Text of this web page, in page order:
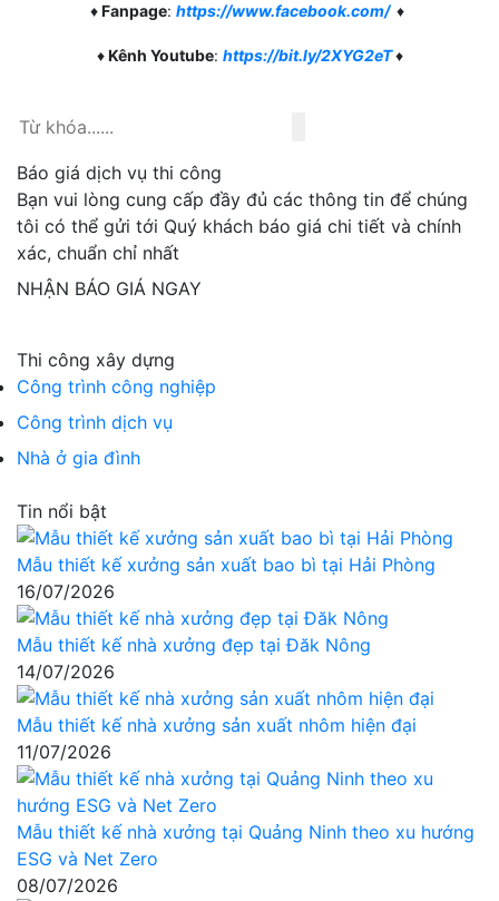
♦Fanpage: https://www.facebook.com/ ♦
♦Kênh Youtube: https://bit.ly/2XYG2eT ♦
Báo giá dịch vụ thi công
Bạn vui lòng cung cấp đầy đủ các thông tin để chúng
tôi có thể gửi tới Quý khách báo giá chi tiết và chính
xác, chuẩn chỉ nhất
NHẬN BÁO GIÁ NGAY
Thi công xây dựng
Công trình công nghiệp
Công trình dịch vụ
Nhà ở gia đình
Tin nổi bật
Mẫu thiết kế xưởng sản xuất bao bì tại Hải Phòng
16/07/2026
Mẫu thiết kế nhà xưởng đẹp tại Đăk Nông
14/07/2026
Mẫu thiết kế nhà xưởng sản xuất nhôm hiện đại
11/07/2026
Mẫu thiết kế nhà xưởng tại Quảng Ninh theo xu hướng
ESG và Net Zero
08/07/2026